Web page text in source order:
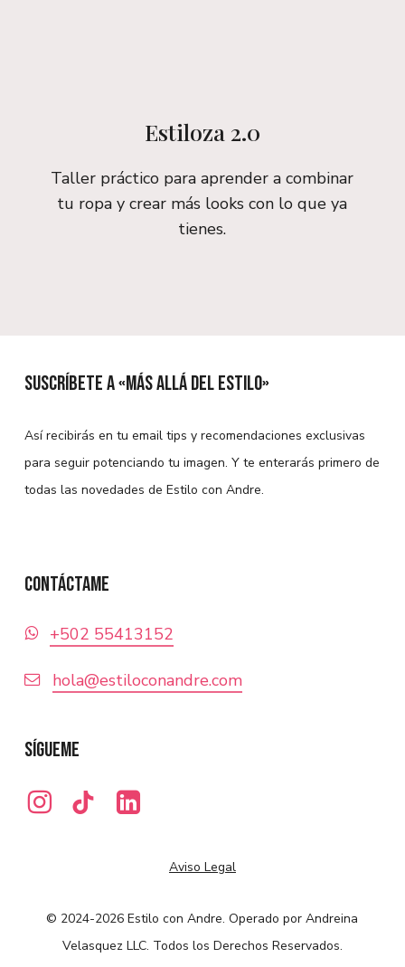
Estiloza 2.0
Taller práctico para aprender a combinar
tu ropa y crear más looks con lo que ya
tienes.
Suscríbete a «Más allá del estilo»
Así recibirás en tu email tips y recomendaciones exclusivas
para seguir potenciando tu imagen. Y te enterarás primero de
todas las novedades de Estilo con Andre.
Contáctame
+‪502 55413152‬
hola@estiloconandre.com
Sígueme
Aviso Legal
© 2024-2026 Estilo con Andre. Operado por Andreina
Velasquez LLC. Todos los Derechos Reservados.